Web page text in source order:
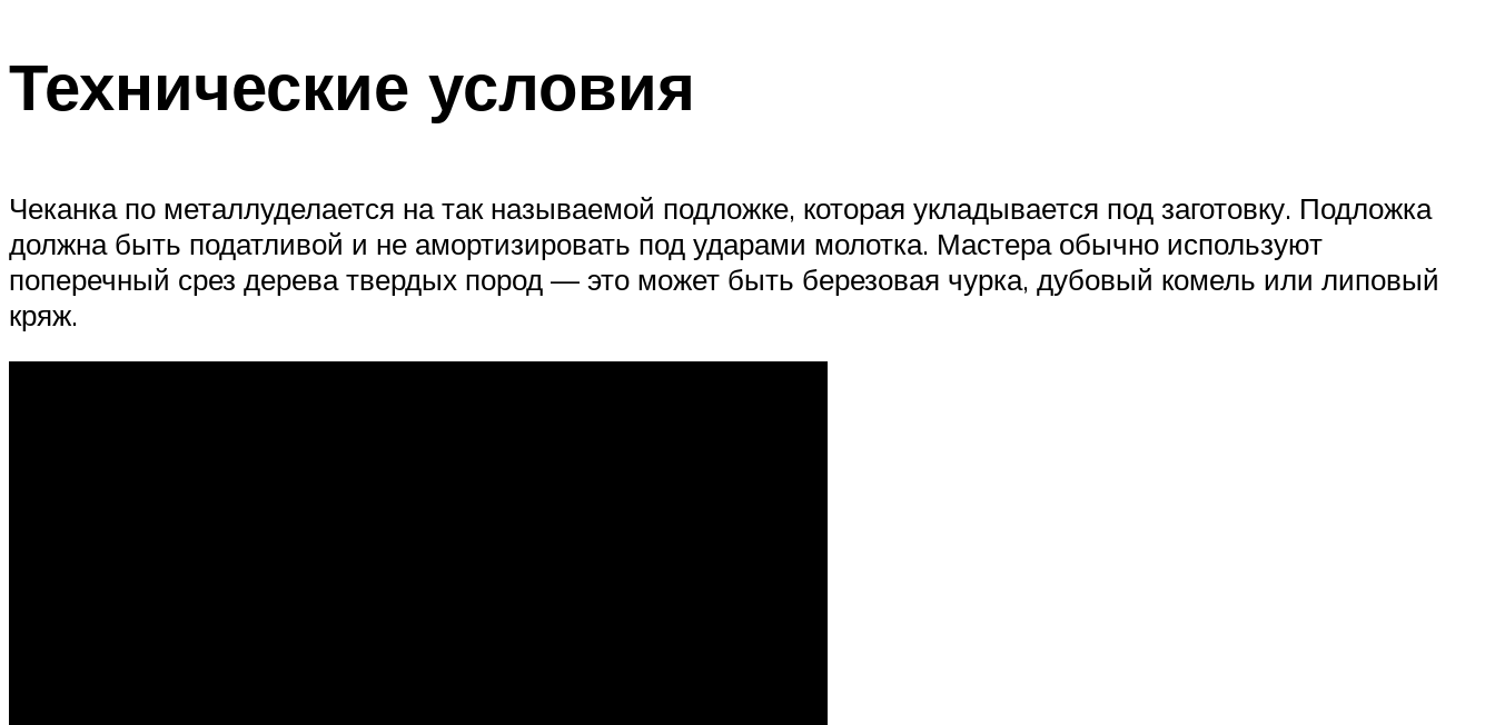
Технические условия
Чеканка по металлуделается на так называемой подложке, которая укладывается под заготовку. Подложка
должна быть податливой и не амортизировать под ударами молотка. Мастера обычно используют
поперечный срез дерева твердых пород — это может быть березовая чурка, дубовый комель или липовый
кряж.